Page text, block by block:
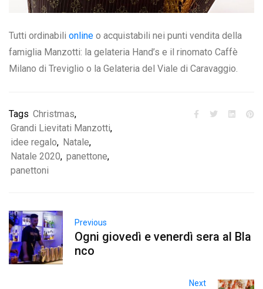
Tutti ordinabili online o acquistabili nei punti vendita della
famiglia Manzotti: la gelateria Hand’s e il rinomato Caffè
Milano di Treviglio o la Gelateria del Viale di Caravaggio.
Tags Christmas,
Grandi Lievitati Manzotti,
idee regalo, Natale,
Natale 2020, panettone,
panettoni
Previous
Ogni giovedì e venerdì sera al Bla
nco
Next